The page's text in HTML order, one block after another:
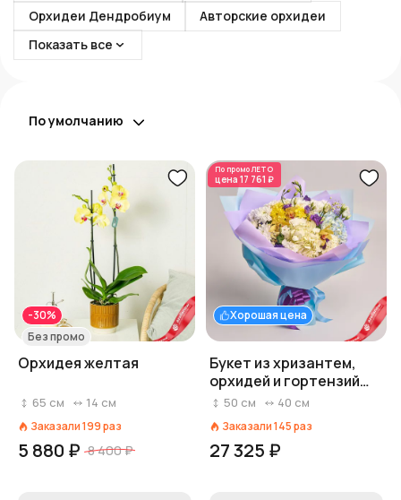
Орхидеи Дендробиум
Авторские орхидеи
Показать все
По умолчанию
-30%
Без промо
Орхидея желтая
65 см 14 см
Заказали199раз
5 880 ₽ 8 400 ₽
По промоЛЕТО
цена 17 761 ₽
Хорошая цена
Букет из хризантем,
орхидей и гортензий
«Спасибо, коллеги»
50 см 40 см
Заказали145раз
27 325 ₽